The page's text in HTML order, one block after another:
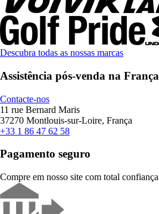
Descubra todas as nossas marcas
Assistência pós-venda na França
Contacte-nos
11 rue Bernard Maris
37270 Montlouis-sur-Loire, França
+33 1 86 47 62 58
Pagamento seguro
Compre em nosso site com total confiança